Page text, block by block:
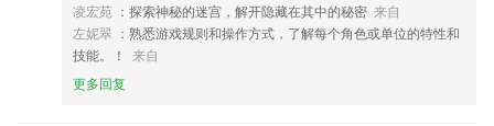
凌宏苑 ：探索神秘的迷宫，解开隐藏在其中的秘密 来自
左妮翠 ：熟悉游戏规则和操作方式，了解每个角色或单位的特性和
技能。！
来自
更多回复